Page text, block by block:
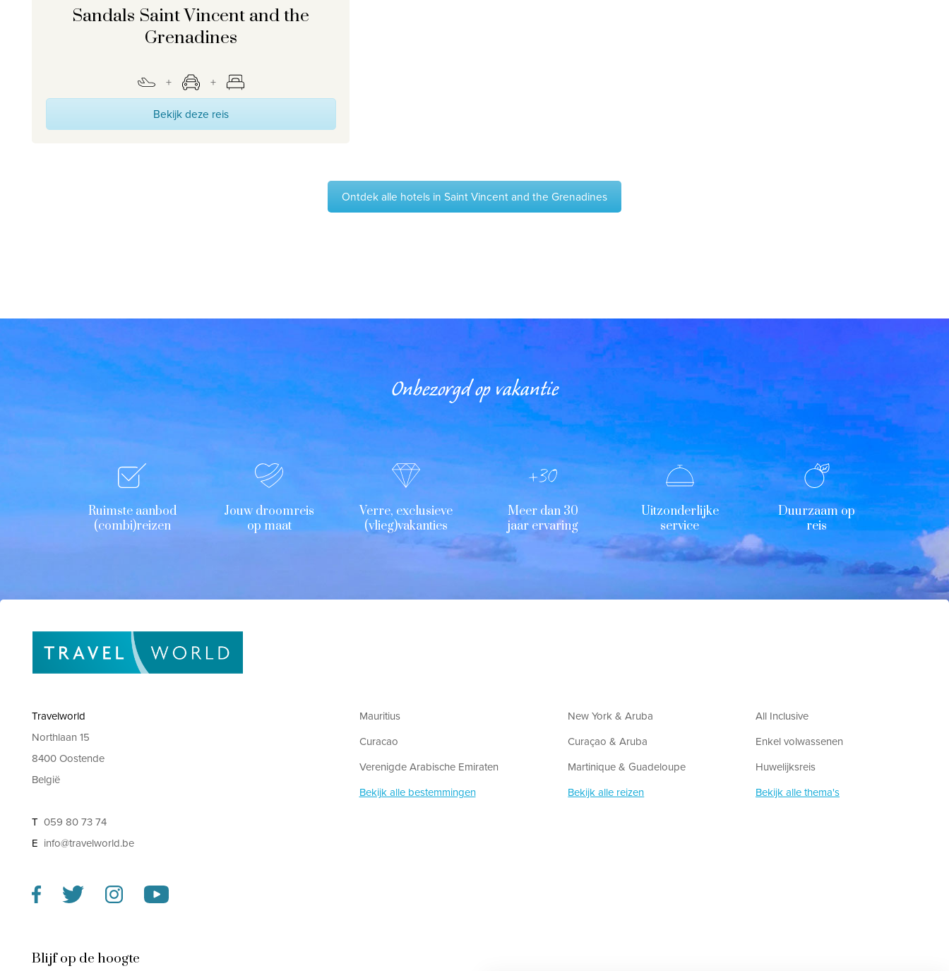
Sandals Saint Vincent and the
Grenadines
Bekijk deze reis
Ontdek alle hotels in Saint Vincent and the Grenadines
Onbezorgd op vakantie
Ruimste aanbod
(combi)reizen
Jouw droomreis
op maat
Verre, exclusieve
(vlieg)vakanties
Meer dan 30
jaar ervaring
Uitzonderlijke
service
Duurzaam op
reis
Travelworld
Northlaan 15
8400 Oostende
België
T 059 80 73 74
E info@travelworld.be
Mauritius
Curacao
Verenigde Arabische Emiraten
Bekijk alle bestemmingen
New York & Aruba
Curaçao & Aruba
Martinique & Guadeloupe
Bekijk alle reizen
All Inclusive
Enkel volwassenen
Huwelijksreis
Bekijk alle thema's
Blijf op de hoogte